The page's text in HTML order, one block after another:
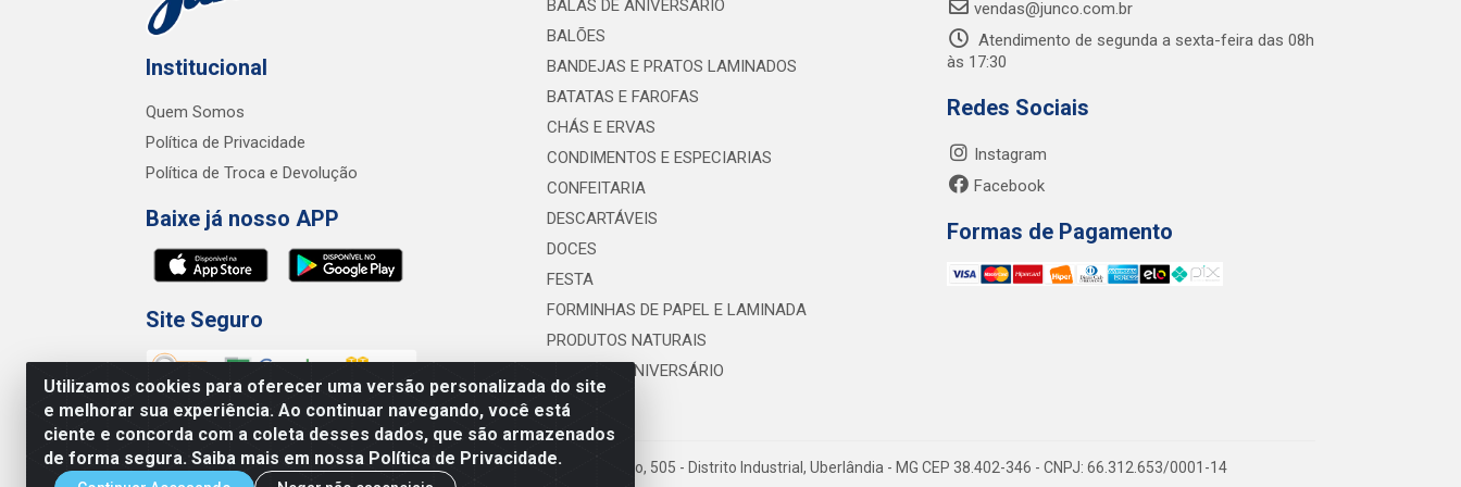
Utilizamos cookies para oferecer uma versão personalizada do site
e melhorar sua experiência. Ao continuar navegando, você está
ciente e concorda com a coleta desses dados, que são armazenados
de forma segura. Saiba mais em nossa Política de Privacidade.
Institucional
Quem Somos
Política de Privacidade
Política de Troca e Devolução
Baixe já nosso APP
Site Seguro
BALAS DE ANIVERSÁRIO
BALÕES
BANDEJAS E PRATOS LAMINADOS
BATATAS E FAROFAS
CHÁS E ERVAS
CONDIMENTOS E ESPECIARIAS
CONFEITARIA
DESCARTÁVEIS
DOCES
FESTA
FORMINHAS DE PAPEL E LAMINADA
PRODUTOS NATURAIS
VELAS DE ANIVERSÁRIO
vendas@junco.com.br
Atendimento de segunda a sexta-feira das 08h
às 17:30
Redes Sociais
Instagram
Facebook
Formas de Pagamento
Junco Industria e Comercio Ltda - R. Lineu Anterino Mariano, 505 - Distrito Industrial, Uberlândia - MG CEP 38.402-346 - CNPJ: 66.312.653/0001-14